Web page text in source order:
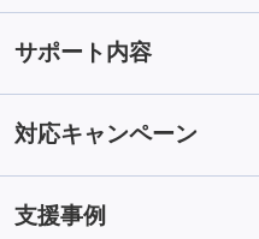
サポート内容
対応キャンペーン
支援事例